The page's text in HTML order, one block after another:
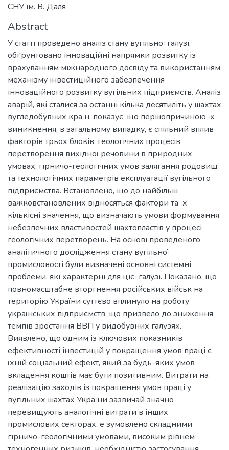
СНУ ім. В. Даля
Abstract
У статті проведено аналіз стану вугільної галузі,
обґрунтовано інноваційні напрямки розвитку із
врахуванням міжнародного досвіду та використанням
механізму інвестиційного забезпечення
інноваційного розвитку вугільних підприємств. Аналіз
аварій, які сталися за останні кілька десятиліть у шахтах
вугледобувних країн, показує, що першопричиною їх
виникнення, в загальному випадку, є спільний вплив
факторів трьох блоків: геологічних процесів
перетворення вихідної речовини в природних
умовах, гірничо-геологічних умов залягання родовищ
та технологічних параметрів експлуатації вугільного
підприємства. Встановлено, що до найбільш
важковстановлених відносяться фактори та їх
кількісні значення, що визначають умови формування
небезпечних властивостей шахтопластів у процесі
геологічних перетворень. На основі проведеного
аналітичного дослідження стану вугільної
промисловості були визначені основні системні
проблеми, які характерні для цієї галузі. Показано, що
повномасштабне вторгнення російських військ на
територію України суттєво вплинуло на роботу
українських підприємств, що призвело до зниження
темпів зростання ВВП у видобувних галузях.
Виявлено, що одним із ключових показників
ефективності інвестицій у покращення умов праці є
їхній соціальний ефект, який за будь-яких умов
вкладення коштів має бути позитивним. Витрати на
реалізацію заходів із покращення умов праці у
вугільних шахтах України зазвичай значно
перевищують аналогічні витрати в інших
промислових секторах. е зумовлено складними
гірничо-геологічними умовами, високим рівнем